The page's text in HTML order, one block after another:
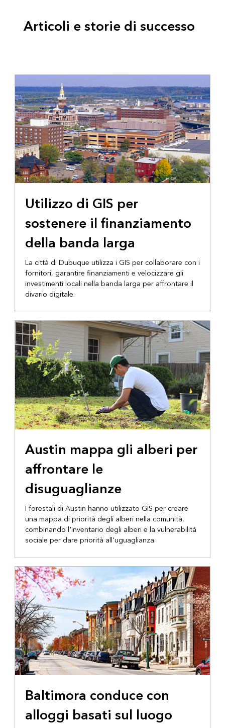
Articoli e storie di successo
Utilizzo di GIS per
sostenere il finanziamento
della banda larga
La città di Dubuque utilizza i GIS per collaborare con i
fornitori, garantire finanziamenti e velocizzare gli
investimenti locali nella banda larga per affrontare il
divario digitale.
Austin mappa gli alberi per
affrontare le
disuguaglianze
I forestali di Austin hanno utilizzato GIS per creare
una mappa di priorità degli alberi nella comunità,
combinando l'inventario degli alberi e la vulnerabilità
sociale per dare priorità all'uguaglianza.
Baltimora conduce con
alloggi basati sul luogo